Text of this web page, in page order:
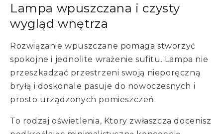
Lampa wpuszczana i czysty
wygląd wnętrza
Rozwiązanie wpuszczane pomaga stworzyć
spokojne i jednolite wrażenie sufitu. Lampa nie
przeszkadzać przestrzeni swoją nieporęczną
bryłą i doskonale pasuje do nowoczesnych i
prosto urządzonych pomieszczeń.
To rodzaj oświetlenia, Ktory zwłaszcza docenisz